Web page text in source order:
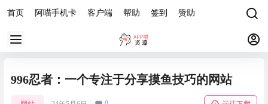
首页 阿喵手机卡 客户端 帮助 签到 赞助
996忍者：一个专注于分享摸鱼技巧的网站